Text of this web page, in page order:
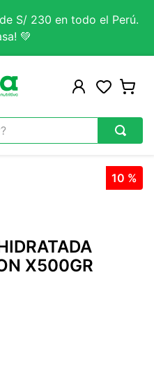
S/ 230 en todo el Perú.
💚
10 %
X500GR